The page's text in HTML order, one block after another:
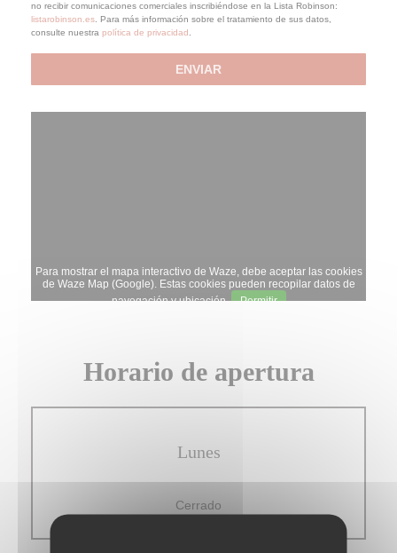
no recibir comunicaciones comerciales inscribiéndose en la Lista Robinson:
listarobinson.es . Para más información sobre el tratamiento de sus datos,
consulte nuestra política de privacidad
Para mostrar el mapa interactivo de Waze, debe aceptar las cookies
de Waze Map (Google). Estas cookies pueden recopilar datos de
navegación y ubicación.
Permitir
Horario de apertura
Lunes
Cerrado